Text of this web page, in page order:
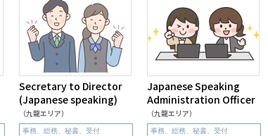
Secretary to Director
(Japanese speaking)
（九龍エリア）
事務、総務、秘書、受付
Japanese Speaking
Administration Officer
（九龍エリア）
事務、総務、秘書、受付